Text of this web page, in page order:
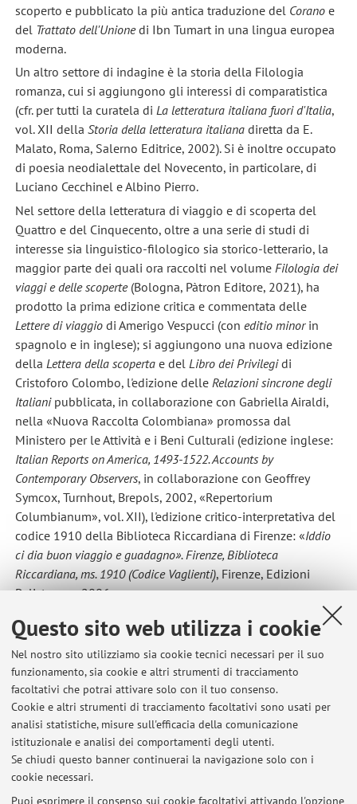
Questo sito web utilizza i cookie
Nel nostro sito utilizziamo sia cookie tecnici necessari per il suo
funzionamento, sia cookie e altri strumenti di tracciamento
facoltativi che potrai attivare solo con il tuo consenso.
Cookie e altri strumenti di tracciamento facoltativi sono usati per
analisi statistiche, misure sull'efficacia della comunicazione
istituzionale e analisi dei comportamenti degli utenti.
Se chiudi questo banner continuerai la navigazione solo con i
cookie necessari.
Puoi esprimere il consenso sui cookie facoltativi attivando l'opzione
scoperto e pubblicato la più antica traduzione del Coranoe
del Trattato dell'Unionedi Ibn Tumart in una lingua europea
moderna.
Un altro settore di indagine è la storia della Filologia
romanza, cui si aggiungono gli interessi di comparatistica
(cfr. per tutti la curatela di La letteratura italiana fuori d'Italia,
vol. XII della Storia della letteratura italianadiretta da E.
Malato, Roma, Salerno Editrice, 2002). Si è inoltre occupato
di poesia neodialettale del Novecento, in particolare, di
Luciano Cecchinel e Albino Pierro.
Nel settore della letteratura di viaggio e di scoperta del
Quattro e del Cinquecento, oltre a una serie di studi di
interesse sia linguistico-filologico sia storico-letterario, la
maggior parte dei quali ora raccolti nel volume Filologia dei
viaggi e delle scoperte (Bologna, Pàtron Editore, 2021), ha
prodotto la prima edizione critica e commentata delle
Lettere di viaggiodi Amerigo Vespucci (con editio minorin
spagnolo e in inglese); si aggiungono una nuova edizione
della Lettera della scopertae del Libro dei Privilegidi
Cristoforo Colombo, l'edizione delle Relazioni sincrone degli
Italianipubblicata, in collaborazione con Gabriella Airaldi,
nella «Nuova Raccolta Colombiana» promossa dal
Ministero per le Attività e i Beni Culturali (edizione inglese:
Italian Reports on America, 1493-1522.Accounts by
Contemporary Observers, in collaborazione con Geoffrey
Symcox, Turnhout, Brepols, 2002, «Repertorium
Columbianum», vol. XII), l'edizione critico-interpretativa del
codice 1910 della Biblioteca Riccardiana di Firenze: «Iddio
ci dia buon viaggio e guadagno». Firenze, Biblioteca
Riccardiana, ms. 1910 (Codice Vaglienti), Firenze, Edizioni
Polistampa, 2006.
Nel quadro della «Nuova Edizione Commentata delle Opere
di Dante» (NECOD, Roma, Salerno Editrice), ha pubblicato
una nuova edizione commentata delFioree del Detto
d'Amoreattribuiti a Dante Alighieri (2012; 20212) e una
traduzione con commento delle poesie in lingua d'
citate nelDe vulgari eloquentia(2012; 20212).